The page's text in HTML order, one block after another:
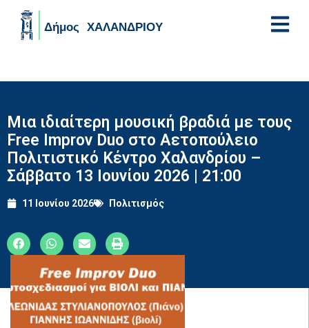
Μια ιδιαίτερη μουσική βραδιά με τους
Free Improv Duo στο Αετοπούλειο
Πολιτιστικό Κέντρο Χαλανδρίου –
Σάββατο 13 Ιουνίου 2026 | 21:00
11 Ιουνίου 2026 Πολιτισμός